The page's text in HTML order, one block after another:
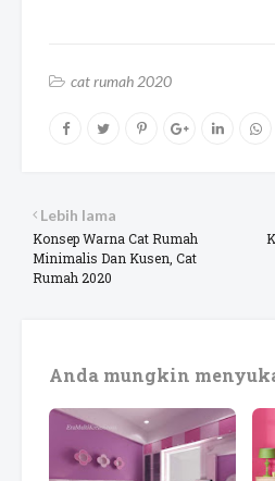
cat rumah 2020
Lebih lama
Konsep Warna Cat Rumah
Minimalis Dan Kusen, Cat
Rumah 2020
Anda mungkin